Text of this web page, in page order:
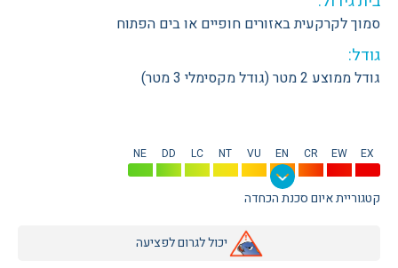
סמוך לקרקעית באזורים חופיים או בים הפתוח
גודל:
גודל ממוצע 2 מטר (גודל מקסימלי 3 מטר)
EX
EW
CR
EN
VU
NT
LC
DD
NE
קטגוריית איום סכנת הכחדה
יכול לגרום לפציעה